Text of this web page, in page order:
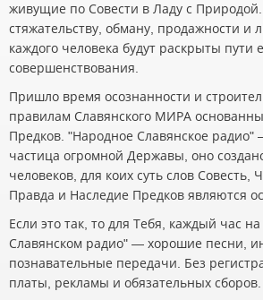
живущие по Совести в Ладу с Природой.
стяжательству, обману, продажности и
каждого человека будут раскрыты пути
совершенствования.
Пришло время осознанности и
правилам Славянского МИРА
Предков. "Народное Славянское радио"
частица огромной Державы, оно
человеков, для коих суть слов Совесть,
Правда и Наследие Предков являются
Если это так, то для Тебя, каждый час
Славянском радио" — хорошие песни,
познавательные передачи. Без
платы, рекламы и обязательных сборов.